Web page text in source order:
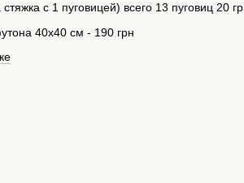
с 1 пуговицей) всего 13 пуговиц 20
40х40 см - 190 грн